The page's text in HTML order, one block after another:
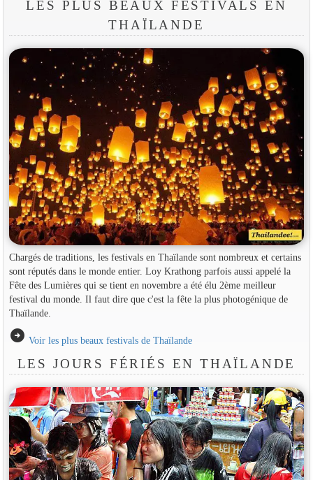
LES PLUS BEAUX FESTIVALS EN
THAÏLANDE
Chargés de traditions, les festivals en Thaïlande sont nombreux et certains
sont réputés dans le monde entier. Loy Krathong parfois aussi appelé la
Fête des Lumières qui se tient en novembre a été élu 2ème meilleur
festival du monde. Il faut dire que c'est la fête la plus photogénique de
Thaïlande.
arrow_circle_right Voir les plus beaux festivals de Thaïlande
LES JOURS FÉRIÉS EN THAÏLANDE